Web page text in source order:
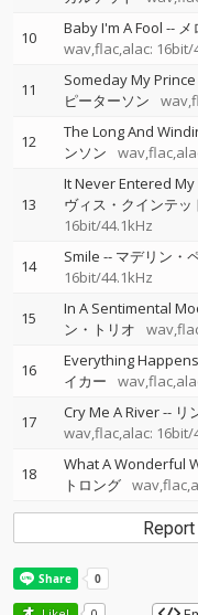
10 Baby I'm A Fool -- メ
wav,flac,alac: 16bit/
11 Someday My
ピーターソン
12 The Long And
ンソン
13
It Never Entered My
ヴィス・クインテッ
16bit/44.1kHz
14 Smile -- マデリン・
16bit/44.1kHz
15 In A Sentimental
ン・トリオ
16 Everything
イカー
17 Cry Me A River-- リ
wav,flac,alac: 16bit/
18 What A Wonderful
トロング